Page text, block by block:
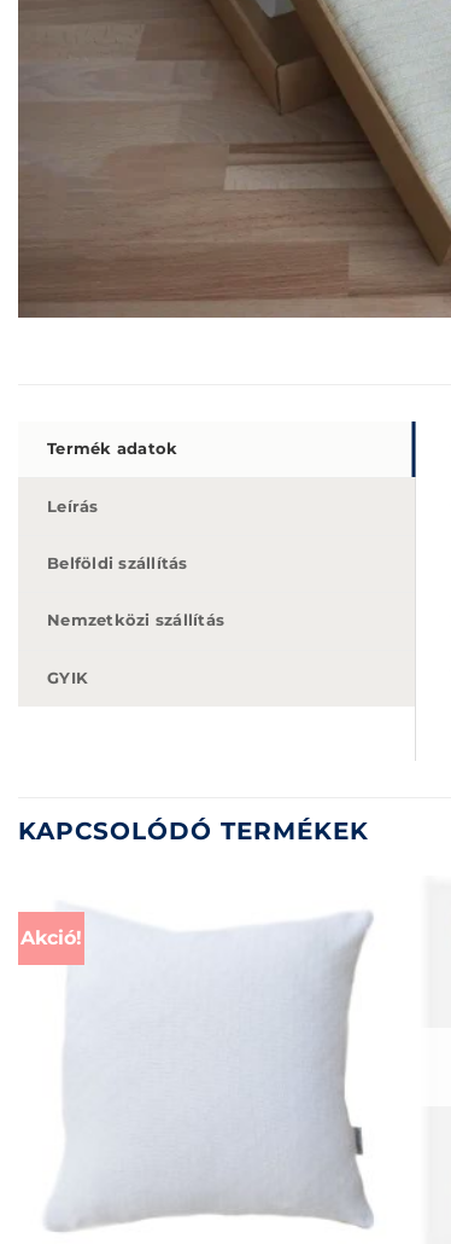
Termék adatok
Leírás
Belföldi szállítás
Nemzetközi szállítás
GYIK
KAPCSOLÓDÓ TERMÉKEK
Akció!
+